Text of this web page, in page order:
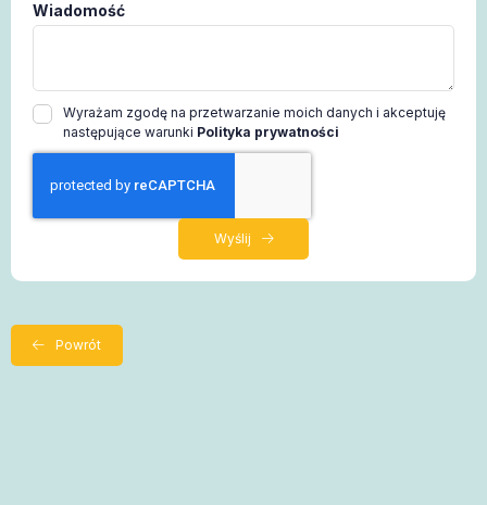
Wiadomość
Wyrażam zgodę na przetwarzanie moich danych i akceptuję
następujące warunki Polityka prywatności
Wyślij
Powrót